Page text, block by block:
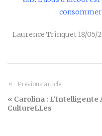
Laurence Trinquet 18/05/
Previous article
« Carolina : L’Intelligente
CultureLLes